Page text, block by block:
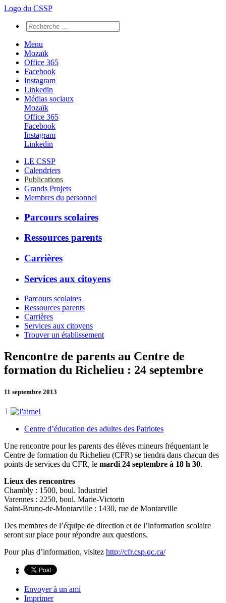
Logo du CSSP
Menu
Mozaïk
Office 365
Facebook
Instagram
Linkedin
Médias sociaux
Mozaïk
Office 365
Facebook
Instagram
Linkedin
LE CSSP
Calendriers
Publications
Grands Projets
Membres du personnel
Parcours scolaires
Ressources parents
Carrières
Services aux citoyens
Parcours scolaires
Ressources parents
Carrières
Services aux citoyens
Trouver un établissement
Rencontre de parents au Centre de
formation du Richelieu : 24 septembre
11 septembre 2013
1
Centre d’éducation des adultes des Patriotes
Une rencontre pour les parents des élèves mineurs fréquentant le
Centre de formation du Richelieu (CFR) se tiendra dans chacun des
points de services du CFR, le mardi 24 septembre à 18 h 30.
Lieux des rencontres
Chambly : 1500, boul. Industriel
Varennes : 2250, boul. Marie-Victorin
Saint-Bruno-de-Montarville : 1430, rue de Montarville
Des membres de l’équipe de direction et de l’information scolaire
seront sur place pour répondre aux questions.
Pour plus d’information, visitez http://cfr.csp.qc.ca/
Envoyer à un ami
Imprimer